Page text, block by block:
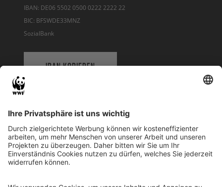
IBAN: DE06 5502 0500 0222 2222 22
BIC: BFSWDE33MNZ
SozialBank
IBAN KOPIEREN
WWF Deutschland
Reinhardtstr. 18
10117 Berlin